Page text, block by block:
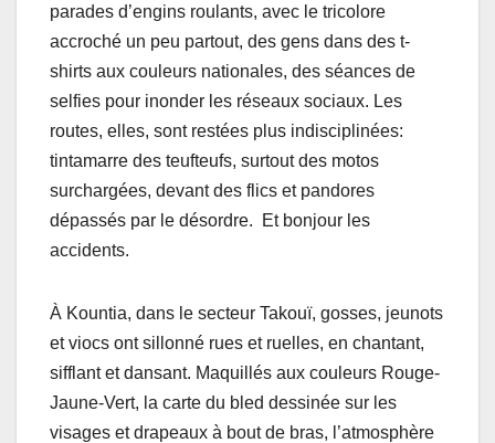
parades d’engins roulants, avec le tricolore
accroché un peu partout, des gens dans des t-
shirts aux couleurs nationales, des séances de
selfies pour inonder les réseaux sociaux. Les
routes, elles, sont restées plus indisciplinées:
tintamarre des teufteufs, surtout des motos
surchargées, devant des flics et pandores
dépassés par le désordre. Et bonjour les
accidents.
À Kountia, dans le secteur Takouï, gosses, jeunots
et viocs ont sillonné rues et ruelles, en chantant,
sifflant et dansant. Maquillés aux couleurs Rouge-
Jaune-Vert, la carte du bled dessinée sur les
visages et drapeaux à bout de bras, l’atmosphère